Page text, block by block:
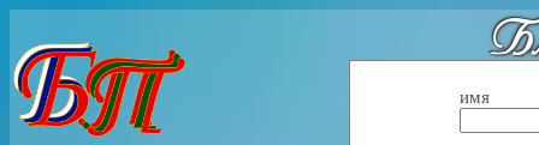
имя